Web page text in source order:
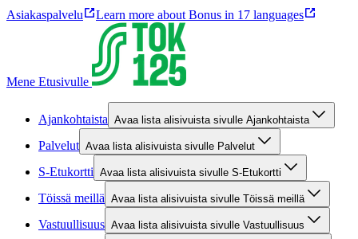
Asiakaspalvelu Learn more about Bonus in 17 languages
Mene Etusivulle
Ajankohtaista Avaa lista alisivuista sivulle Ajankohtaista
Palvelut Avaa lista alisivuista sivulle Palvelut
S-Etukortti Avaa lista alisivuista sivulle S-Etukortti
Töissä meillä Avaa lista alisivuista sivulle Töissä meillä
Vastuullisuus Avaa lista alisivuista sivulle Vastuullisuus